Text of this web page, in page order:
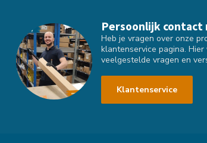
Persoonlijk
Heb je vragen over onze
klantenservice pagina.
veelgestelde vragen en
Klantenservice